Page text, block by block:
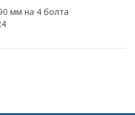
мм на 4 болта